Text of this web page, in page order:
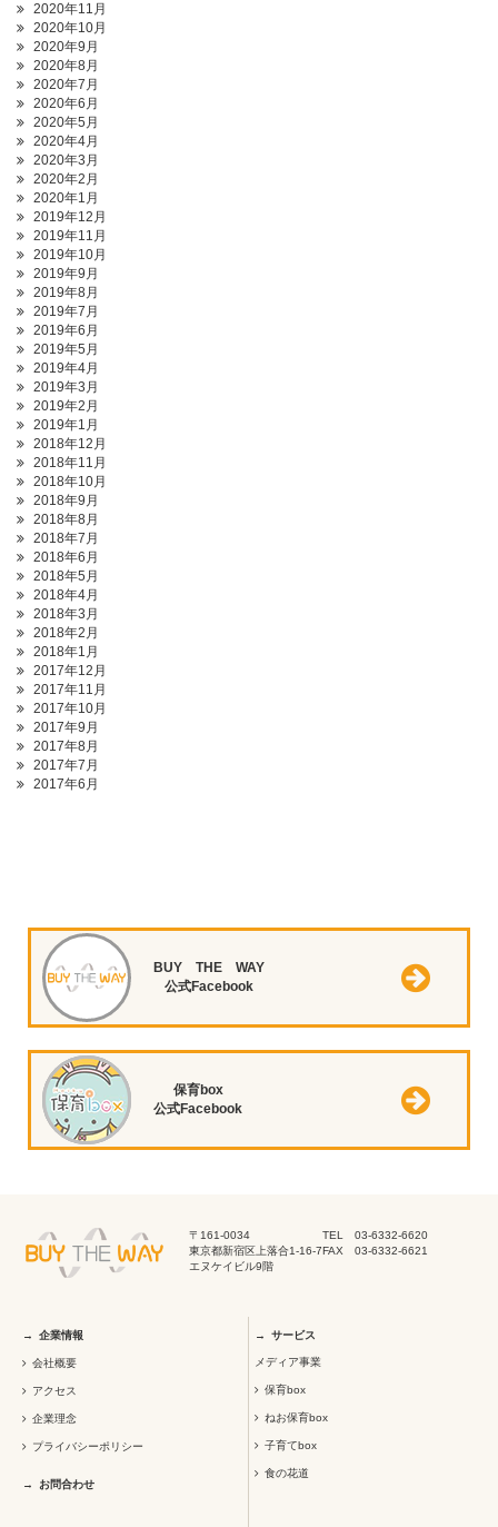
2020年11月
2020年10月
2020年9月
2020年8月
2020年7月
2020年6月
2020年5月
2020年4月
2020年3月
2020年2月
2020年1月
2019年12月
2019年11月
2019年10月
2019年9月
2019年8月
2019年7月
2019年6月
2019年5月
2019年4月
2019年3月
2019年2月
2019年1月
2018年12月
2018年11月
2018年10月
2018年9月
2018年8月
2018年7月
2018年6月
2018年5月
2018年4月
2018年3月
2018年2月
2018年1月
2017年12月
2017年11月
2017年10月
2017年9月
2017年8月
2017年7月
2017年6月
BUY THE WAY
公式Facebook
保育box
公式Facebook
〒161-0034
東京都新宿区上落合1-16-7
エヌケイビル9階
TEL 03-6332-6620
FAX 03-6332-6621
企業情報
会社概要
アクセス
企業理念
プライバシーポリシー
お問合わせ
サービス
メディア事業
保育box
ねお保育box
子育てbox
食の花道